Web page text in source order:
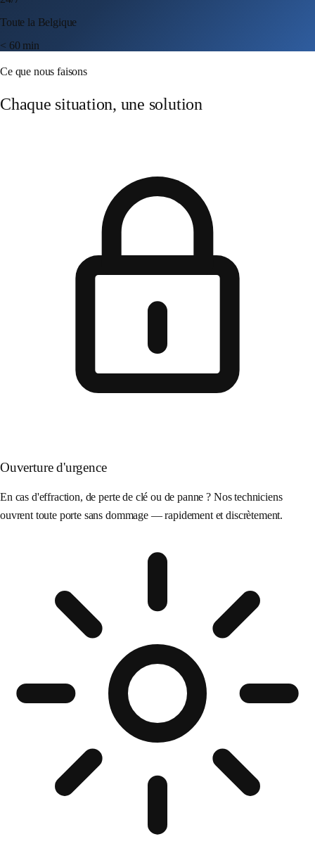
Toute la Belgique
< 60 min
Ce que nous faisons
Chaque situation, une solution
Ouverture d'urgence
En cas d'effraction, de perte de clé ou de panne ? Nos techniciens
ouvrent toute porte sans dommage — rapidement et discrètement.